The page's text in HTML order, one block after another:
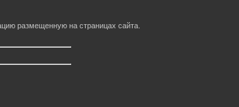
размещенную на страницах сайта.